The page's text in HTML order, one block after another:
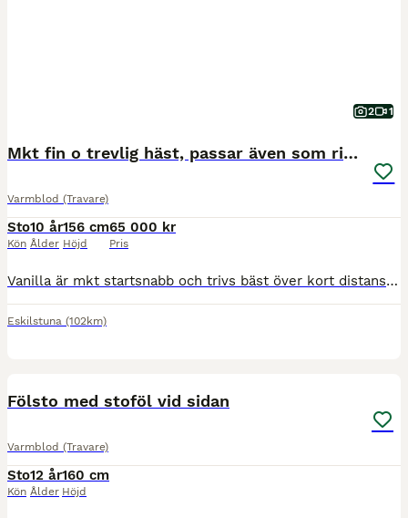
2 1
Mkt fin o trevlig häst, passar även som ridhäst!
Varmblod (Travare)
Sto
Kön
10 år
Ålder
156 cm
Höjd
65 000 kr
Pris
Vanilla är mkt startsnabb och trivs bäst över kort distans. Har aldrig vunnit lopp, men varit ofta på plats. Kommer hon vinna i ny regi!? Titta på andra hästar som vi har sålt tidigare o se förändring
Eskilstuna (102km)
Fölsto med stoföl vid sidan
Varmblod (Travare)
Sto
Kön
12 år
Ålder
160 cm
Höjd